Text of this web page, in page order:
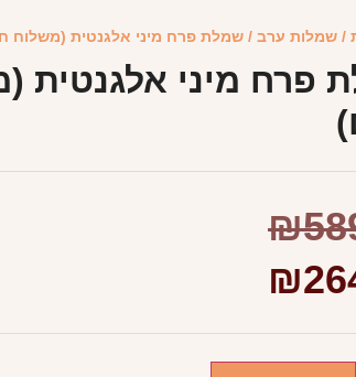
/ שמלות ערב / שמלת פרח מיני אלגנטית (משלוח
פרח מיני אלגנטית
₪
₪